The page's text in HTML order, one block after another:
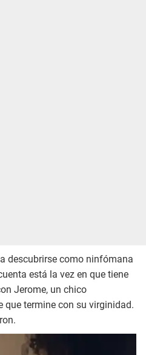
descubrirse como ninfómana
está la vez en que tiene
Jerome, un chico
que termine con su virginidad.